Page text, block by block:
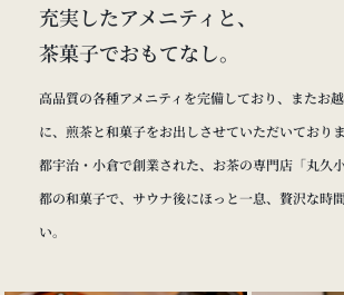
充実したアメニティと、
茶菓子でおもてなし。
高品質の各種アメニティを完備しており、またお
に、煎茶と和菓子をお出しさせていただいており
都宇治・小倉で創業された、お茶の専門店「丸久
都の和菓子で、サウナ後にほっと一息、贅沢な時
い。